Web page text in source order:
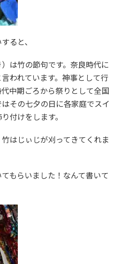
ると、
は竹の節句です。奈良時代に
われています。神事として行
中期ごろから祭りとして全国
その七夕の日に各家庭でスイ
付けをします。
はじぃじが刈ってきてくれま
もらいました！なんて書いて